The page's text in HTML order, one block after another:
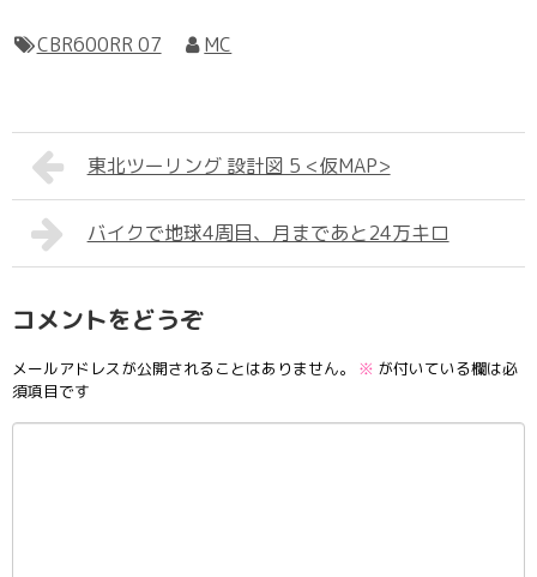
CBR600RR 07 MC
東北ツーリング 設計図 5 <仮MAP>
バイクで地球4周目、月まであと24万キロ
コメントをどうぞ
メールアドレスが公開されることはありません。 ※ が付いている欄は必
須項目です